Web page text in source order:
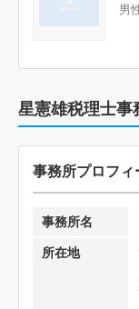
男
星憲雄税理士事
事務所プロフィ
事務所名
所在地